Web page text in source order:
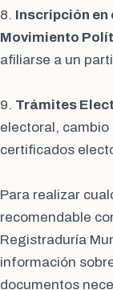
8. Inscripción
Movimiento
afiliarse a un
9. Trámites
electoral, cambio
certificados
Para realizar
recomendable
Registraduría
información
documentos